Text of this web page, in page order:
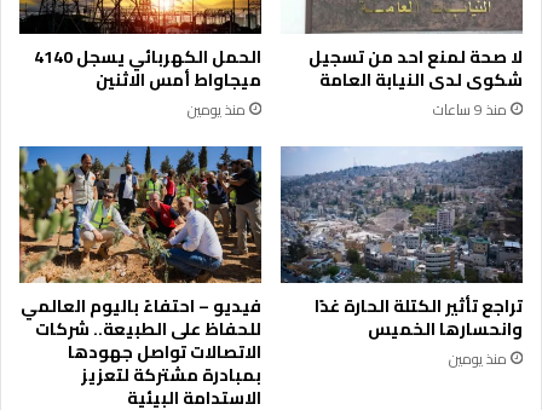
ا
ر
2
1
ب
ا
ل
س
و
ق
ا
ل
م
ح
ل
لا صحة لمنع احد من تسجيل
شكوى لدى النيابة العامة
منذ 9 ساعات
الحمل الكهربائي يسجل 4140
ميجاواط أمس الاثنين
منذ يومين
تراجع تأثير الكتلة الحارة غدًا
وانحسارها الخميس
منذ يومين
فيديو – احتفاءً باليوم العالمي
للحفاظ على الطبيعة.. شركات
الاتصالات تواصل جهودها
بمبادرة مشتركة لتعزيز
الاستدامة البيئية